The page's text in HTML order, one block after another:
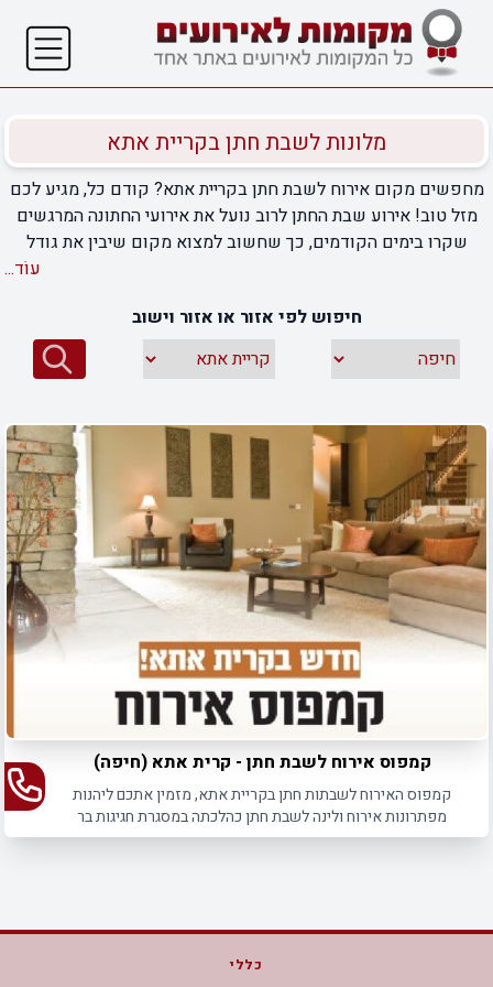
מלונות לשבת חתן בקריית אתא
מחפשים מקום אירוח לשבת חתן בקריית אתא? קודם כל, מגיע לכם
מזל טוב! אירוע שבת החתן לרוב נועל את אירועי החתונה המרגשים
שקרו בימים הקודמים, כך שחשוב למצוא מקום שיבין את גודל
ההתרגשות שלכם ויאפשר לכם לקיים את המצווה המרגשת הזו. לא
מבחינתם, ולנו יש הצעה שתעזור להפוך את ההחלטה לקלה הרבה
יותר. ממש כאן למטה תוכלו למצוא מגוון מקומות אירוח לשבת חתן
בקריית אתא שיתאימו בדיוק למה שאתם מחפשים. איגדנו עבורכם
להשוות בקלות ובמהירות בין העסקים השונים. בנוסף, ליקטנו
תגובות של לקוחות קודמים שהתארחו במקום, כך שתוכלו לקבל
חוות דעת בלתי משוחדת על השירותים, השירות והאווירה השוררת
במקום.
עוֹד...
חיפוש לפי אזור או אזור וישוב
קמפוס אירוח לשבת חתן - קרית אתא (חיפה)
קמפוס האירוח לשבתות חתן בקריית אתא, מזמין אתכם ליהנות
מפתרונות אירוח ולינה לשבת חתן כהלכתה במסגרת חגיגות בר
המצווה או החתונה.
כללי